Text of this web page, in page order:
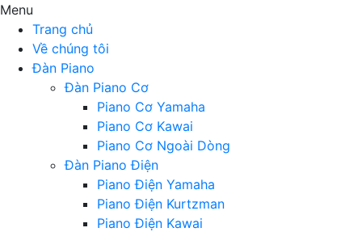
Menu
Trang chủ
Về chúng tôi
Đàn Piano
Đàn Piano Cơ
Piano Cơ Yamaha
Piano Cơ Kawai
Piano Cơ Ngoài Dòng
Đàn Piano Điện
Piano Điện Yamaha
Piano Điện Kurtzman
Piano Điện Kawai